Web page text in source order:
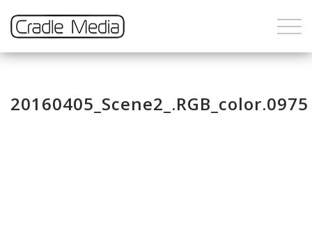
20160405_Scene2_.RGB_color.0975